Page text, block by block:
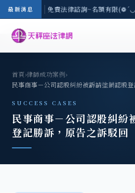
最新消息
-8/3(一) 現場免費法律諮詢~名額有限
首頁›律師成功案例›
民事商事－公司認股糾紛被訴請塗銷認股
SUCCESS CASES
民事商事－公司認股糾紛
登記勝訴，原告之訴駁回